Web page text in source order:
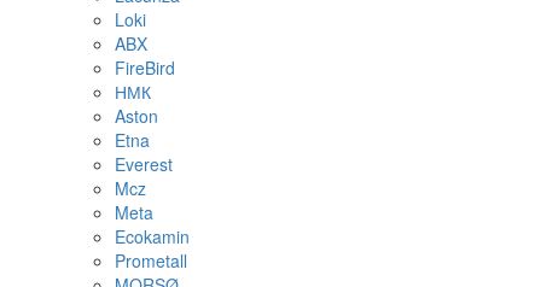
Loki
ABX
FireBird
НМК
Aston
Etna
Everest
Mcz
Meta
Ecokamin
Prometall